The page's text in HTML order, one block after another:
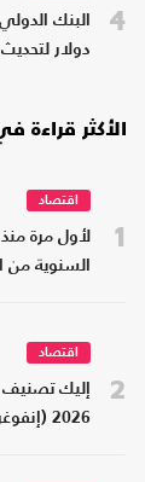
4
دولار
الأكثر قراءة
1
اقتصاد
لأول مرة
السنوية من
2
اقتصاد
إليك تصنيف
2026 (إنفوغراف)